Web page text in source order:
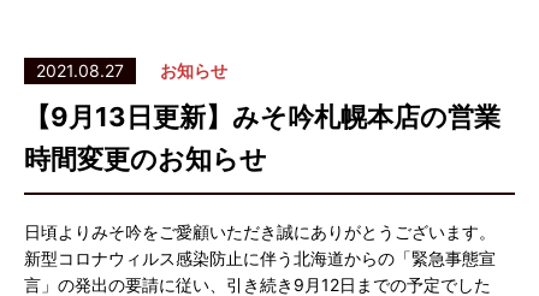
2021.08.27 お知らせ
【9月13日更新】みそ吟札幌本店の営業
時間変更のお知らせ
日頃よりみそ吟をご愛顧いただき誠にありがとうございます。
新型コロナウィルス感染防止に伴う北海道からの「緊急事態宣
言」の発出の要請に従い、引き続き9月12日までの予定でした